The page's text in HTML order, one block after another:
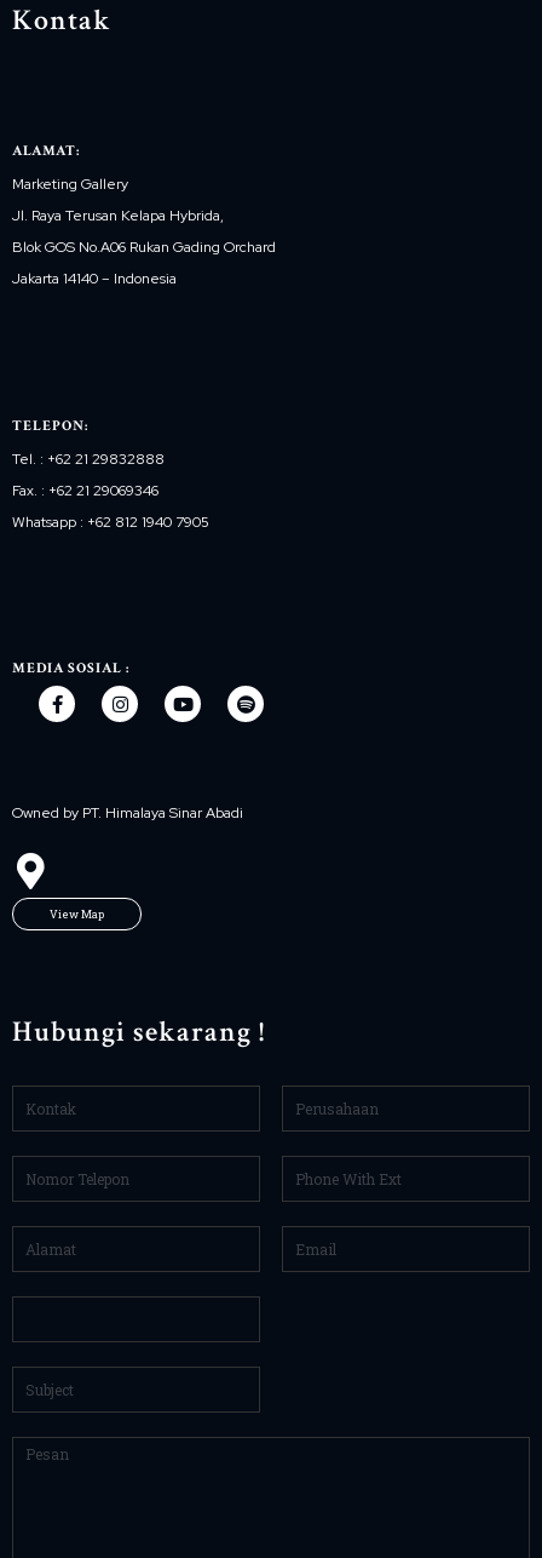
Kontak
ALAMAT:
Marketing Gallery
Jl. Raya Terusan Kelapa Hybrida,
Blok GOS No.A06 Rukan Gading Orchard
Jakarta 14140 – Indonesia
TELEPON:
Tel. : +62 21 29832888
Fax. : +62 21 29069346
Whatsapp : +62 812 1940 7905
MEDIA SOSIAL :
Owned by PT. Himalaya Sinar Abadi
View Map
Hubungi sekarang !